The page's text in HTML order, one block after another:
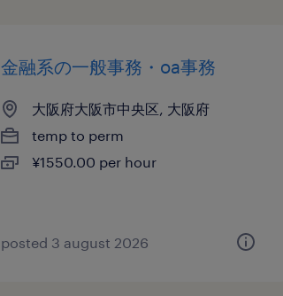
金融系の一般事務・oa事務
大阪府大阪市中央区, 大阪府
temp to perm
¥1550.00 per hour
posted 3 august 2026